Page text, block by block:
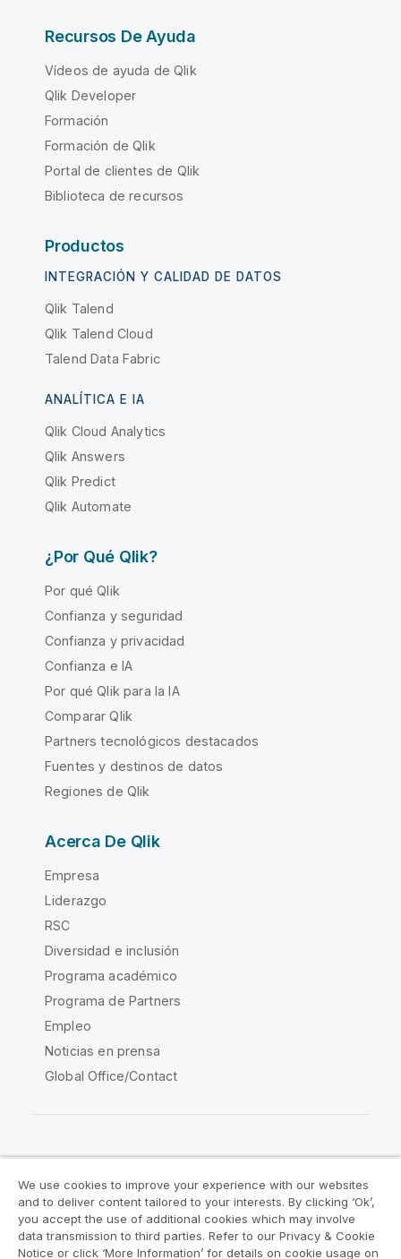
Recursos De Ayuda
Vídeos de ayuda de Qlik
Qlik Developer
Formación
Formación de Qlik
Portal de clientes de Qlik
Biblioteca de recursos
Productos
INTEGRACIÓN Y CALIDAD DE DATOS
Qlik Talend
Qlik Talend Cloud
Talend Data Fabric
ANALÍTICA E IA
Qlik Cloud Analytics
Qlik Answers
Qlik Predict
Qlik Automate
¿Por Qué Qlik?
Por qué Qlik
Confianza y seguridad
Confianza y privacidad
Confianza e IA
Por qué Qlik para la IA
Comparar Qlik
Partners tecnológicos destacados
Fuentes y destinos de datos
Regiones de Qlik
Acerca De Qlik
Empresa
Liderazgo
RSC
Diversidad e inclusión
Programa académico
Programa de Partners
Empleo
Noticias en prensa
Global Office/Contact
Acuerdos legales
Condiciones del producto
Legal Policies
Política legal
We use cookies to improve your experience with our websites
and to deliver content tailored to your interests. By clicking ‘Ok’,
you accept the use of additional cookies which may involve
data transmission to third parties. Refer to our Privacy & Cookie
Notice or click ‘More Information’ for details on cookie usage on